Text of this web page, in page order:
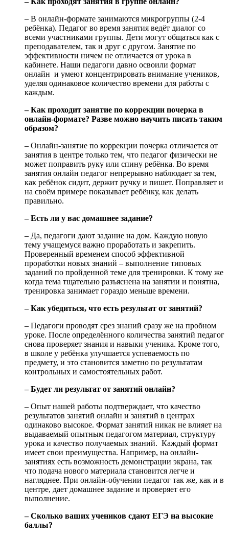
– В онлайн-формате занимаются микрогруппы (2-4
ребёнка). Педагог во время занятия ведёт диалог со
всеми участниками группы. Дети могут общаться как с
преподавателем, так и друг с другом. Занятие по
эффективности ничем не отличается от урока в
кабинете. Наши педагоги давно освоили формат
онлайн и умеют концентрировать внимание учеников,
уделяя одинаковое количество времени для работы с
каждым.
– Как проходит занятие по коррекции почерка в
онлайн-формате? Разве можно научить писать таким
образом?
– Онлайн-занятие по коррекции почерка отличается от
занятия в центре только тем, что педагог физически не
может поправить руку или спину ребёнка. Во время
занятия онлайн педагог непрерывно наблюдает за тем,
как ребёнок сидит, держит ручку и пишет. Поправляет и
на своём примере показывает ребёнку, как делать
правильно.
– Есть ли у вас домашнее задание?
– Да, педагоги дают задание на дом. Каждую новую
тему учащемуся важно проработать и закрепить.
Проверенный временем способ эффективной
проработки новых знаний – выполнение типовых
заданий по пройденной теме для тренировки. К тому же
когда тема тщательно разъяснена на занятии и понятна,
тренировка занимает гораздо меньше времени.
– Как убедиться, что есть результат от занятий?
– Педагоги проводят срез знаний сразу же на пробном
уроке. После определённого количества занятий педагог
снова проверяет знания и навыки ученика. Кроме того,
в школе у ребёнка улучшается успеваемость по
предмету, и это становится заметно по результатам
контрольных и самостоятельных работ.
– Будет ли результат от занятий онлайн?
– Опыт нашей работы подтверждает, что качество
результатов занятий онлайн и занятий в центрах
одинаково высокое. Формат занятий никак не влияет на
выдаваемый опытным педагогом материал, структуру
урока и качество получаемых знаний. Каждый формат
имеет свои преимущества. Например, на онлайн-
занятиях есть возможность демонстрации экрана, так
что подача нового материала становится легче и
нагляднее. При онлайн-обучении педагог так же, как и в
центре, дает домашнее задание и проверяет его
выполнение.
– Сколько ваших учеников сдают ЕГЭ на высокие
баллы?